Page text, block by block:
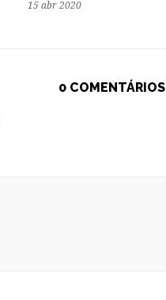
15 abr 2020
0 COMENTÁRIOS